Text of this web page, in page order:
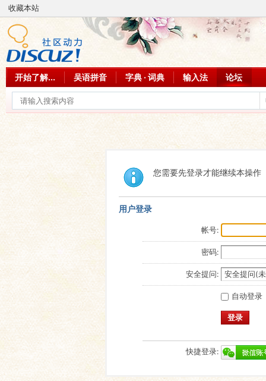
收藏本站
开始了解... 吴语拼音 字典 · 词典 输入法 论坛
您需要先登录才能继续本操作
用户登录
帐号:
密码:
安全提问:
自动登录
登录
快捷登录: